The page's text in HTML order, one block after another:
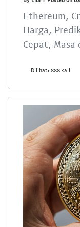
Ethereum,
Harga,
Cepat, Masa
Dilihat: 888 kali